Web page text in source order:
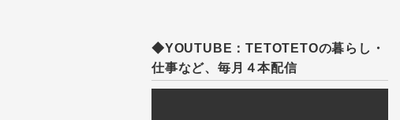
◆YOUTUBE：TETOTETOの暮らし・
仕事など、毎月４本配信